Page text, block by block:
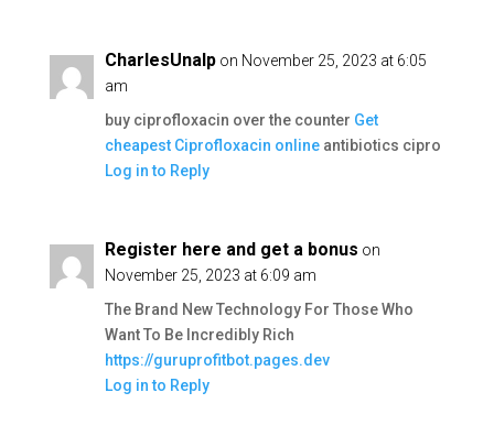
CharlesUnalp on November 25, 2023 at 6:05
am
buy ciprofloxacin over the counter Get
cheapest Ciprofloxacin onlineantibiotics cipro
Log in to Reply
Register here and get a bonus on
November 25, 2023 at 6:09 am
The Brand New Technology For Those Who
Want To Be Incredibly Rich
https://guruprofitbot.pages.dev
Log in to Reply